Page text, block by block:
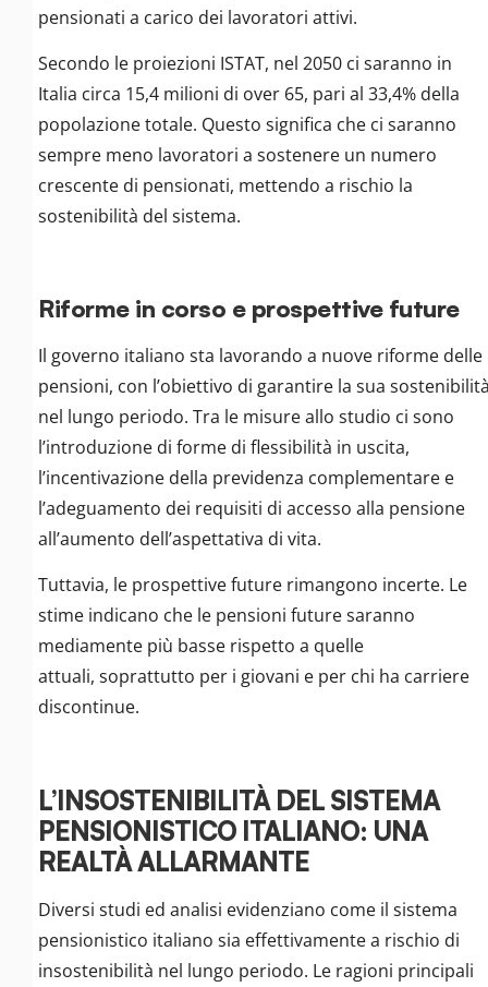
pensionati a carico dei lavoratori attivi.
Secondo le proiezioni ISTAT, nel 2050 ci saranno in
Italia circa 15,4 milioni di over 65, pari al 33,4% della
popolazione totale. Questo significa che ci saranno
sempre meno lavoratori a sostenere un numero
crescente di pensionati, mettendo a rischio la
sostenibilità del sistema.
Riforme in corso e prospettive future
Il governo italiano sta lavorando a nuove riforme delle
pensioni, con l’obiettivo di garantire la sua
nel lungo periodo. Tra le misure allo studio ci sono
l’introduzione di forme di flessibilità in uscita,
l’incentivazione della previdenza complementare e
l’adeguamento dei requisiti di accesso alla pensione
all’aumento dell’aspettativa di vita.
Tuttavia, le prospettive future rimangono incerte. Le
stime indicano che le pensioni future saranno
mediamente più basse rispetto a quelle
attuali, soprattutto per i giovani e per chi ha carriere
discontinue.
L’INSOSTENIBILITÀ DEL SISTEMA
PENSIONISTICO ITALIANO: UNA
REALTÀ ALLARMANTE
Diversi studi ed analisi evidenziano come il sistema
pensionistico italiano sia effettivamente a rischio di
insostenibilità nel lungo periodo. Le ragioni principali